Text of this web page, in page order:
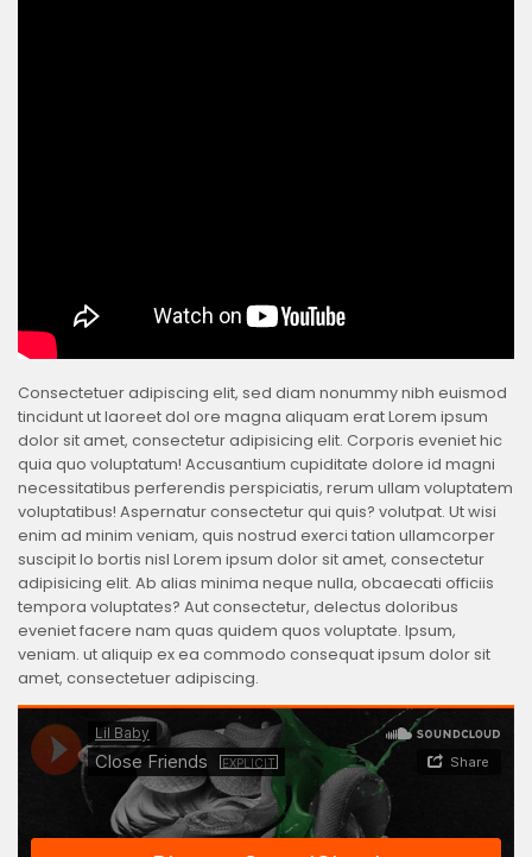
Consectetuer adipiscing elit, sed diam nonummy nibh euismod
tincidunt ut laoreet dol ore magna aliquam erat Lorem ipsum
dolor sit amet, consectetur adipisicing elit. Corporis eveniet hic
quia quo voluptatum! Accusantium cupiditate dolore id magni
necessitatibus perferendis perspiciatis, rerum ullam voluptatem
voluptatibus! Aspernatur consectetur qui quis? volutpat. Ut wisi
enim ad minim veniam, quis nostrud exerci tation ullamcorper
suscipit lo bortis nisl Lorem ipsum dolor sit amet, consectetur
adipisicing elit. Ab alias minima neque nulla, obcaecati officiis
tempora voluptates? Aut consectetur, delectus doloribus
eveniet facere nam quas quidem quos voluptate. Ipsum,
veniam. ut aliquip ex ea commodo consequat ipsum dolor sit
amet, consectetuer adipiscing.